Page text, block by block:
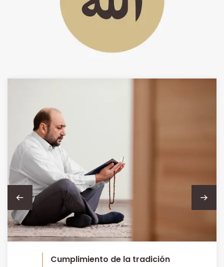
Cumplimiento de la tradición